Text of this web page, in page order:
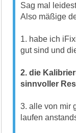
Sag mal
Also mäßige
1. habe ich
gut sind und
2. die
sinnvoller
3. alle von mir
laufen